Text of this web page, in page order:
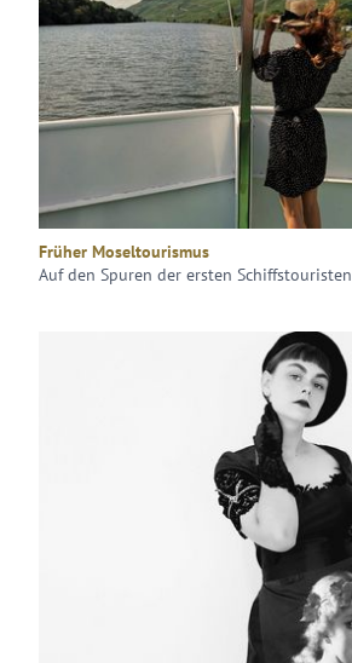
Früher Moseltourismus
Auf den Spuren der ersten Schiffstouristen